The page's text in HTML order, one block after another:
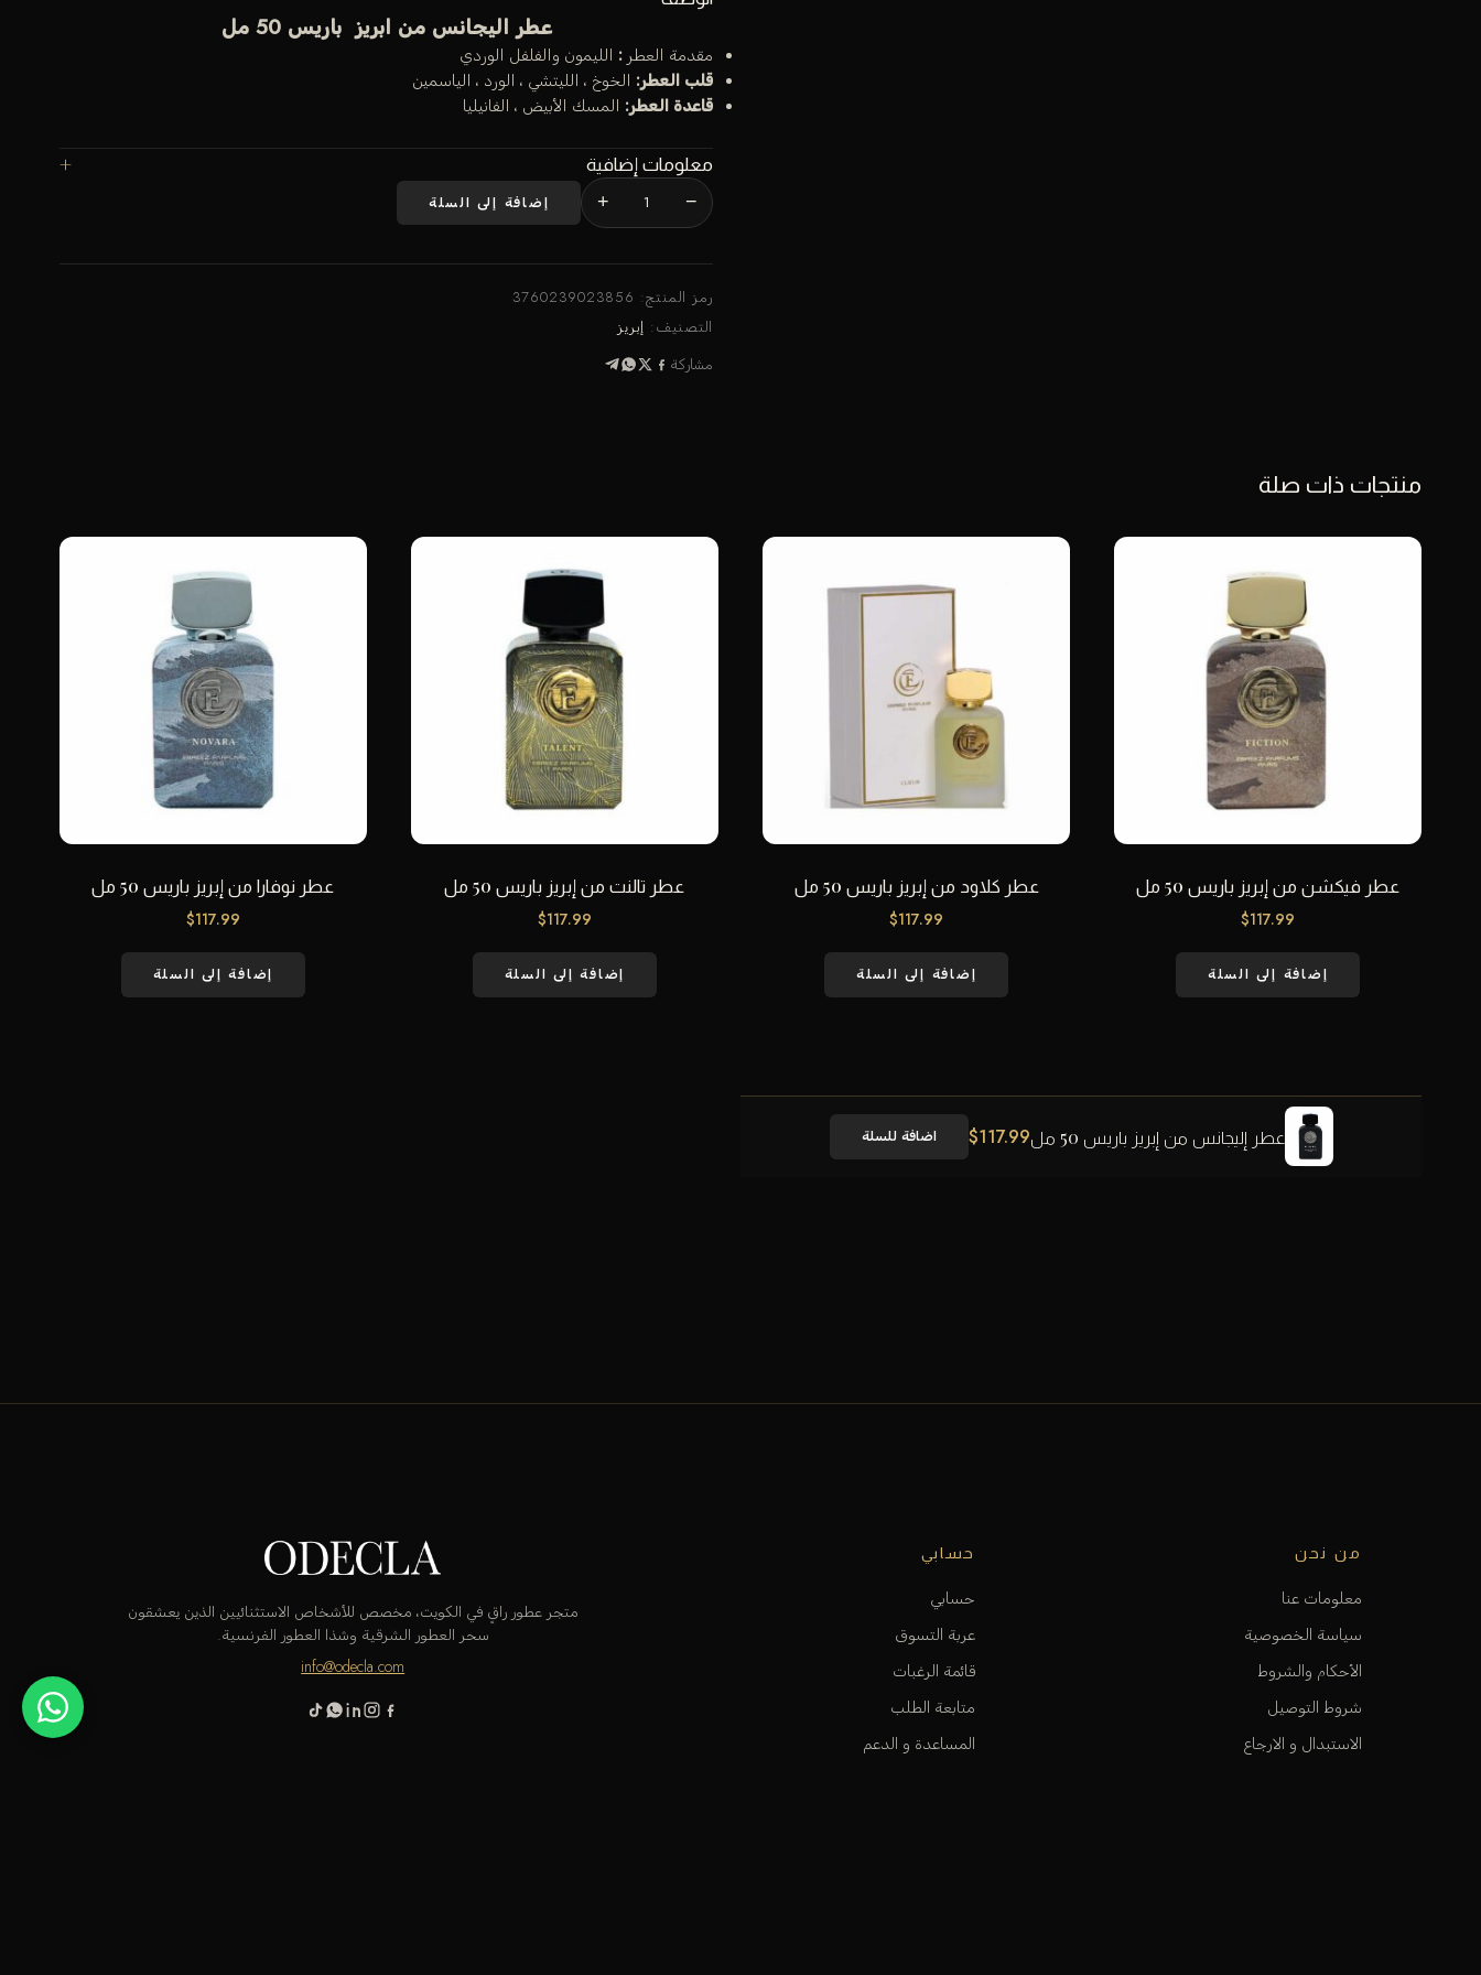
عطر اليجانس من ابريز باريس 50 مل
مقدمة العطر : الليمون والفلفل الوردي
قلب العطر: الخوخ ، الليتشي ، الورد ، الياسمين
قاعدة العطر: المسك الأبيض ، الفانيليا
معلومات إضافية
−
+ إضافة إلى السلة
رمز المنتج: 3760239023856
التصنيف: إبريز
مشاركة
منتجات ذات صلة
عطر فيكشن من إبريز باريس 50 مل
$117.99
إضافة إلى السلة
عطر كلاود من إبريز باريس 50 مل
$117.99
إضافة إلى السلة
عطر تالنت من إبريز باريس 50 مل
$117.99
إضافة إلى السلة
عطر نوفارا من إبريز باريس 50 مل
$117.99
إضافة إلى السلة
عطر إليجانس من إبريز باريس 50 مل $117.99 اضافة للسلة
من نحن
معلومات عنا
سياسة الخصوصية
الأحكام والشروط
شروط التوصيل
الاستبدال و الارجاع
حسابي
حسابي
عربة التسوق
قائمة الرغبات
متابعة الطلب
المساعدة و الدعم
متجر عطور راقٍ في الكويت، مخصص للأشخاص الاستثنائيين الذين يعشقون
سحر العطور الشرقية وشذا العطور الفرنسية.
info@odecla.com